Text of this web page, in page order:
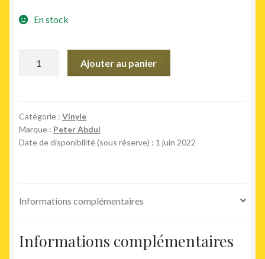
En stock
With
Me
Ajouter au panier
Catégorie : Vinyle
Marque : Peter Abdul
Date de disponibilité (sous réserve) : 1 juin 2022
Informations complémentaires
Informations complémentaires